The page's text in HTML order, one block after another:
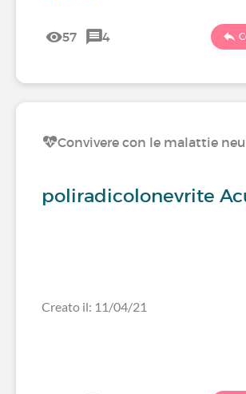
57 4
Convivere con le malattie
poliradicolonevrite
Creato il: 11/04/21